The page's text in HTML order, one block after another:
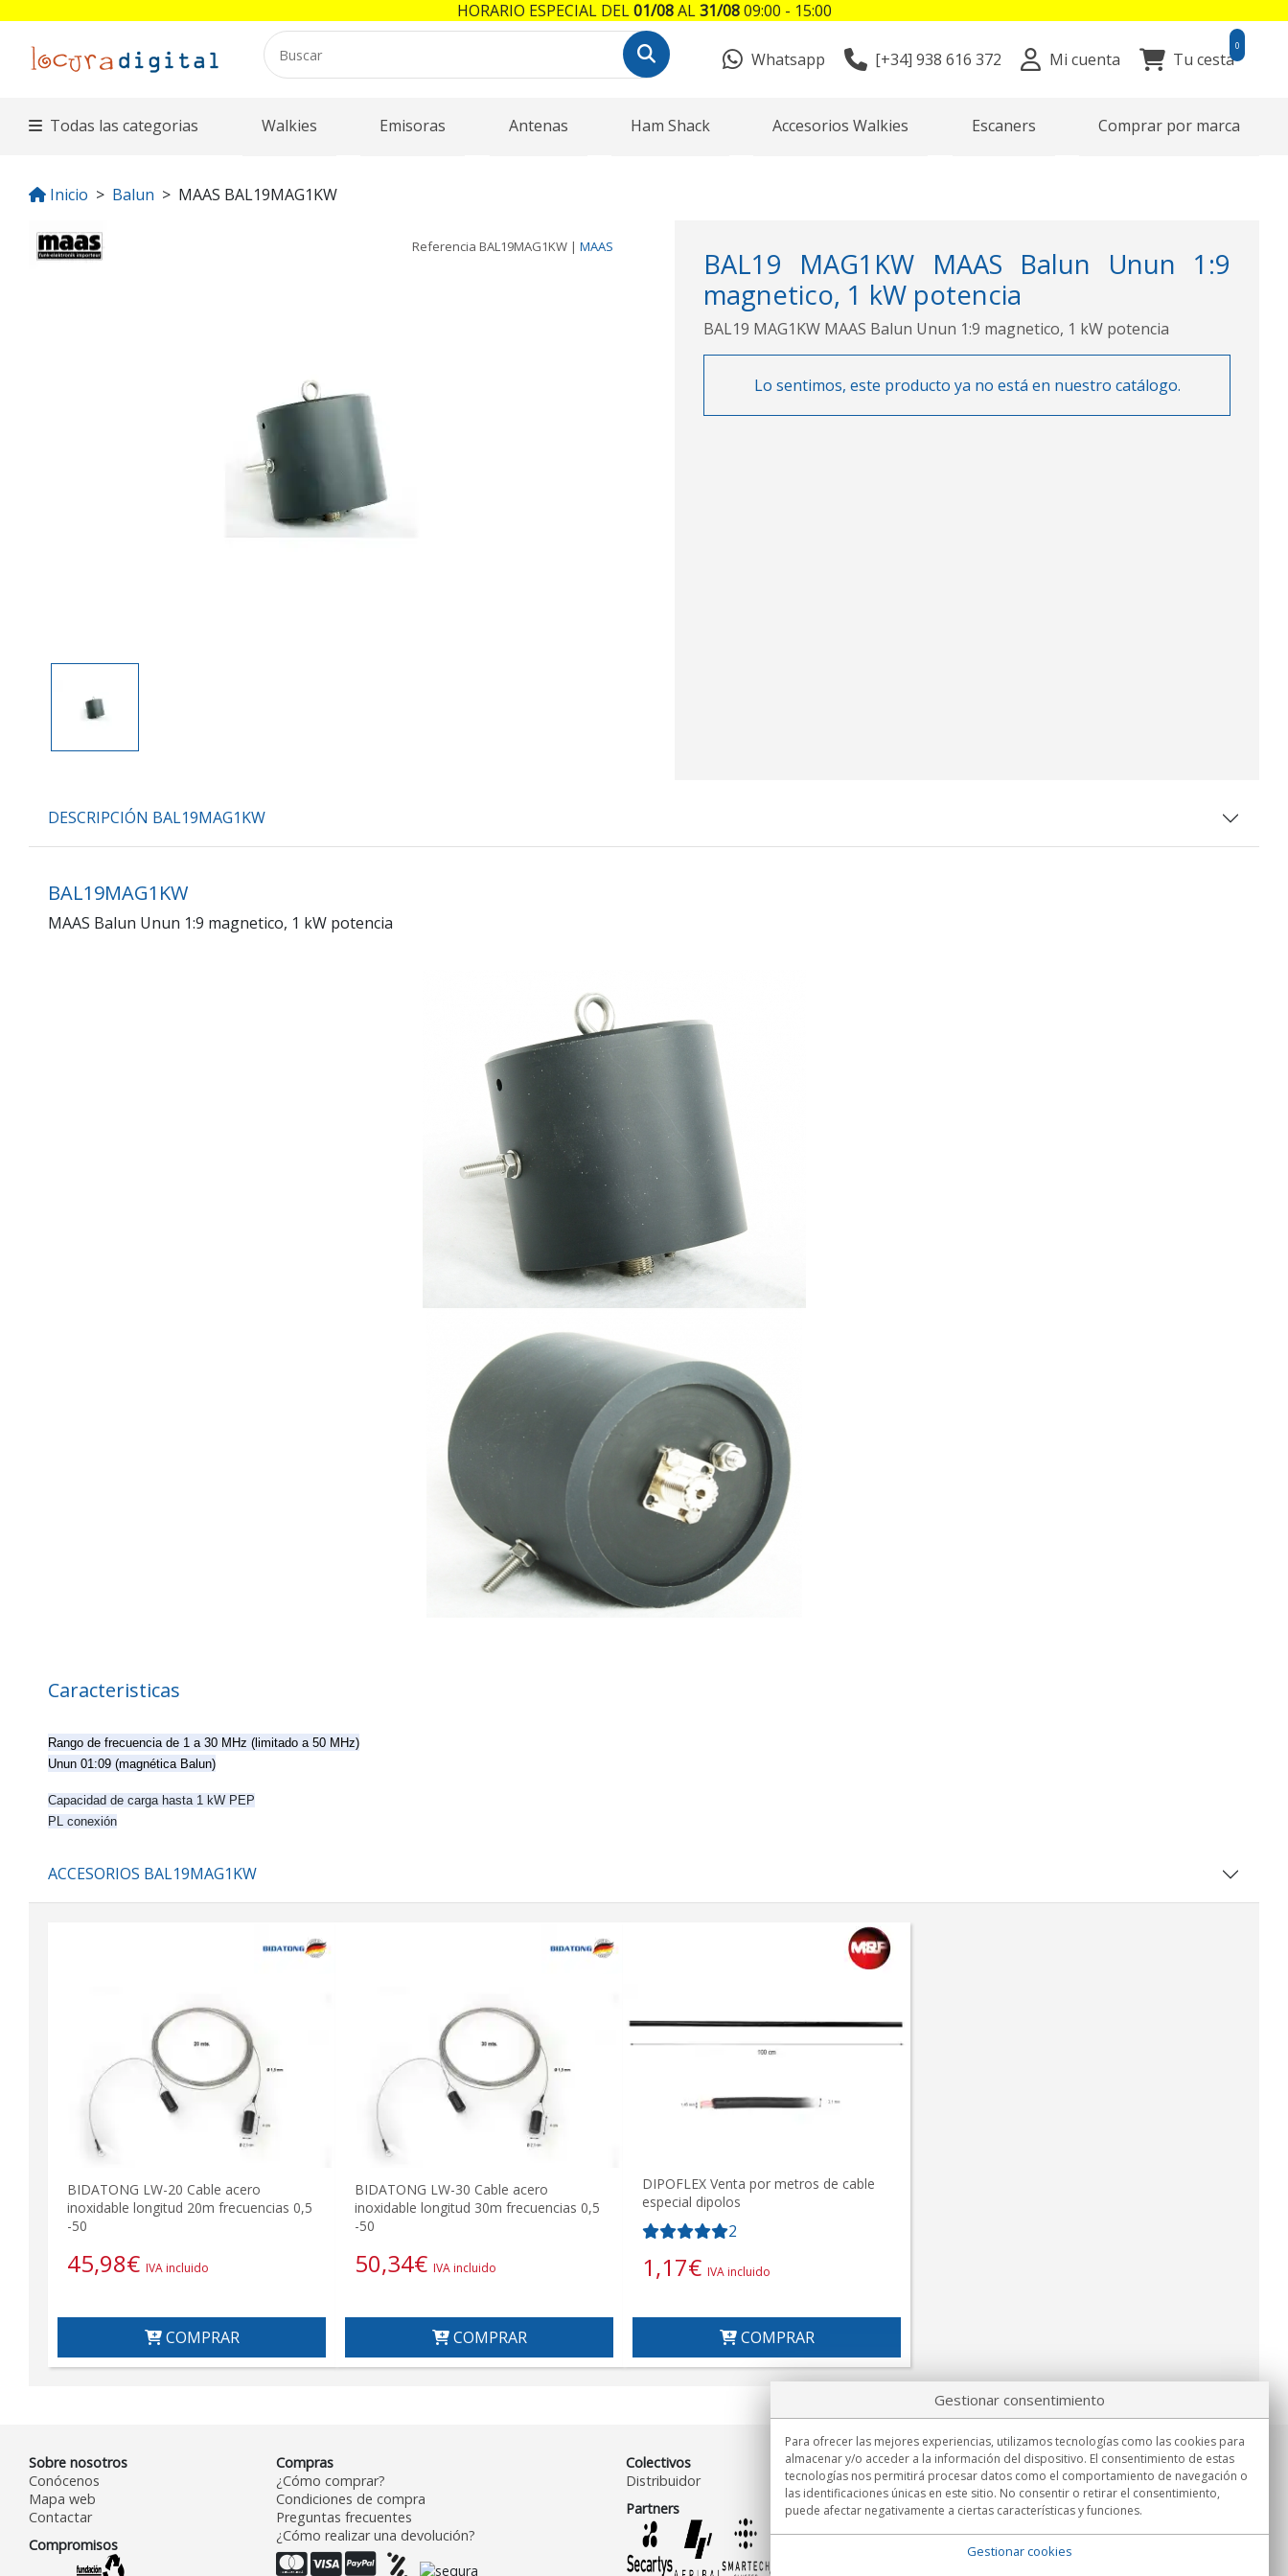
Whatsapp [+34] 938 616 372 Mi cuenta Tu cesta
0
Todas las categorias Walkies Emisoras Antenas Ham Shack Accesorios Walkies Escaners Comprar por marca
Inicio Balun MAAS BAL19MAG1KW
Referencia BAL19MAG1KW | MAAS
BAL19 MAG1KW MAAS Balun Unun 1:9
magnetico, 1 kW potencia
BAL19 MAG1KW MAAS Balun Unun 1:9 magnetico, 1 kW potencia
Lo sentimos, este producto ya no está en nuestro catálogo.
DESCRIPCIÓN BAL19MAG1KW
BAL19MAG1KW
MAAS Balun Unun 1:9 magnetico, 1 kW potencia
Caracteristicas
Rango de frecuencia de 1 a 30 MHz (limitado a 50 MHz)
Unun 01:09 (magnética Balun)
Capacidad de carga hasta 1 kW PEP
PL conexión
ACCESORIOS BAL19MAG1KW
BIDATONG LW-20 Cable acero
inoxidable longitud 20m frecuencias 0,5
-50
45,98€ IVA incluido
COMPRAR
BIDATONG LW-30 Cable acero
inoxidable longitud 30m frecuencias 0,5
-50
50,34€ IVA incluido
COMPRAR
DIPOFLEX Venta por metros de cable
especial dipolos
2
1,17€ IVA incluido
COMPRAR
Sobre nosotros
Conócenos
Mapa web
Contactar
Compromisos
Compras
¿Cómo comprar?
Condiciones de compra
Preguntas frecuentes
¿Cómo realizar una devolución?
Colectivos
Distribuidor
Partners
Información
Lu.-Vi. 9:00h - 15:00h.
Entrega en
Gestionar consentimiento
Para ofrecer las mejores experiencias, utilizamos tecnologías como las cookies para
almacenar y/o acceder a la información del dispositivo. El consentimiento de estas
tecnologías nos permitirá procesar datos como el comportamiento de navegación o
las identificaciones únicas en este sitio. No consentir o retirar el consentimiento,
puede afectar negativamente a ciertas características y funciones.
Gestionar cookies
HORARIO ESPECIAL DEL01/08AL31/0809:00 - 15:00